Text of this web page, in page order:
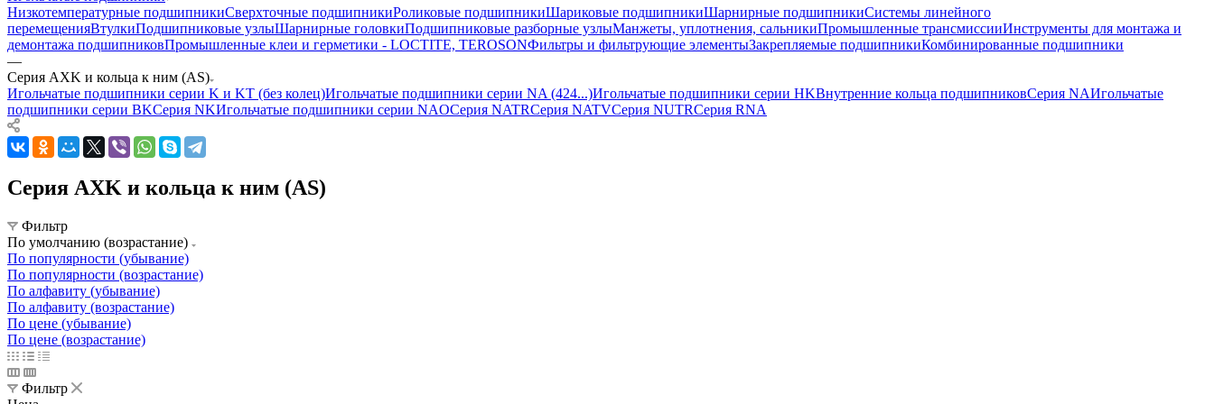
Низкотемпературные подшипникиСверхточные подшипникиРоликовые подшипникиШариковые подшипникиШарнирные подшипникиСистемы линейного
перемещенияВтулкиПодшипниковые узлыШарнирные головкиПодшипниковые разборные узлыМанжеты, уплотнения, сальникиПромышленные трансмиссииИнструменты для монтажа и
демонтажа подшипниковПромышленные клеи и герметики - LOCTITE, TEROSONФильтры и фильтрующие элементыЗакрепляемые подшипникиКомбинированные подшипники
—
Серия AXK и кольца к ним (AS)
Игольчатые подшипники серии K и KT (без колец)Игольчатые подшипники серии NA (424...)Игольчатые подшипники серии HKВнутренние кольца подшипниковСерия NAИгольчатые
подшипники серии BKСерия NKИгольчатые подшипники серии NAOСерия NATRСерия NATVСерия NUTRСерия RNA
Серия AXK и кольца к ним (AS)
Фильтр
По умолчанию (возрастание)
По популярности (убывание)
По популярности (возрастание)
По алфавиту (убывание)
По алфавиту (возрастание)
По цене (убывание)
По цене (возрастание)
Фильтр